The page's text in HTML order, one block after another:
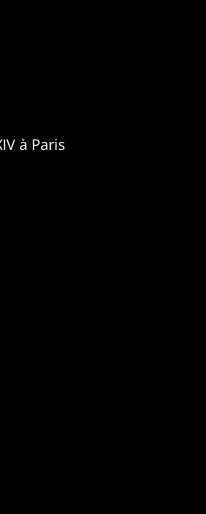
à Paris